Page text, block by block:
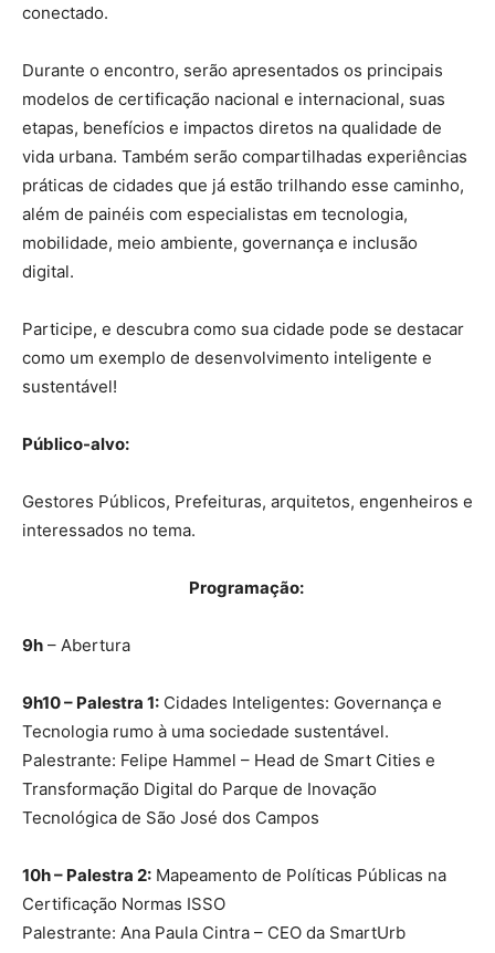
conectado.
Durante o encontro, serão apresentados os principais
modelos de certificação nacional e internacional, suas
etapas, benefícios e impactos diretos na qualidade de
vida urbana. Também serão compartilhadas experiências
práticas de cidades que já estão trilhando esse caminho,
além de painéis com especialistas em tecnologia,
mobilidade, meio ambiente, governança e inclusão
digital.
Participe, e descubra como sua cidade pode se destacar
como um exemplo de desenvolvimento inteligente e
sustentável!
Público-alvo:
Gestores Públicos, Prefeituras, arquitetos, engenheiros e
interessados no tema.
Programação:
9h – Abertura
9h10 – Palestra 1: Cidades Inteligentes: Governança e
Tecnologia rumo à uma sociedade sustentável.
Palestrante: Felipe Hammel – Head de Smart Cities e
Transformação Digital do Parque de Inovação
Tecnológica de São José dos Campos
10h – Palestra 2: Mapeamento de Políticas Públicas na
Certificação Normas ISSO
Palestrante: Ana Paula Cintra – CEO da SmartUrb